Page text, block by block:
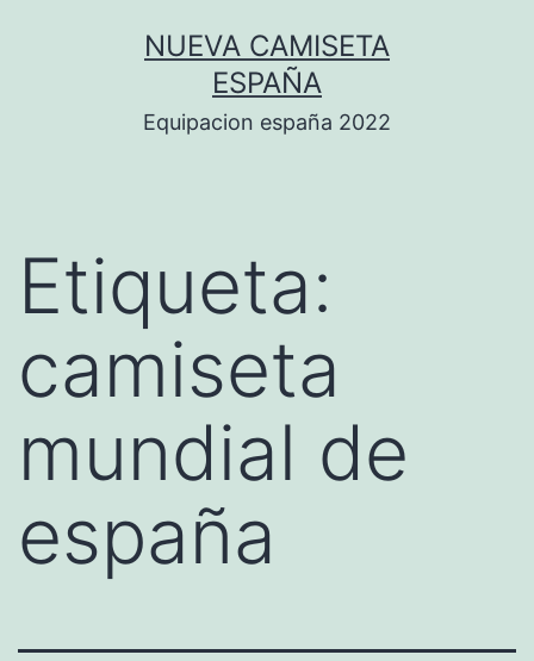
NUEVA CAMISETA
ESPAÑA
Equipacion españa 2022
Etiqueta:
camiseta
mundial de
españa